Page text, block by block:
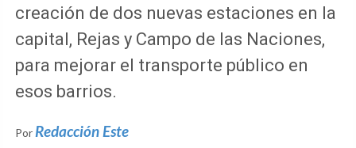
creación de dos nuevas estaciones en la
capital, Rejas y Campo de las Naciones,
para mejorar el transporte público en
esos barrios.
Por Redacción Este